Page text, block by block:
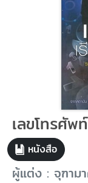
เลขโทรศัพ
หนังสือ
ผู้แต่ง : จุฑาม